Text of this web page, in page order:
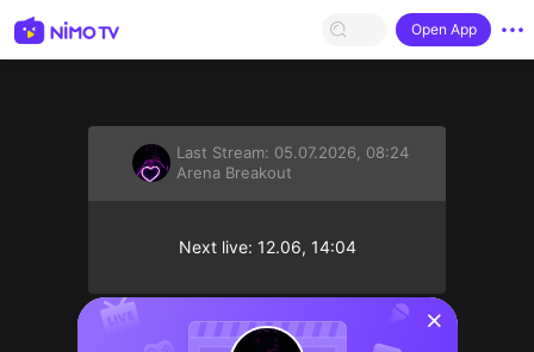
Open App
Last Stream: 05.07.2026, 08:24
Arena Breakout
Next live: 12.06, 14:04
sentinelStart